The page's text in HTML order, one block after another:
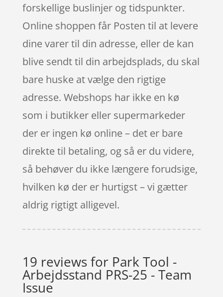
forskellige buslinjer og tidspunkter.
Online shoppen får Posten til at levere
dine varer til din adresse, eller de kan
blive sendt til din arbejdsplads, du skal
bare huske at vælge den rigtige
adresse. Webshops har ikke en kø
som i butikker eller supermarkeder
der er ingen kø online – det er bare
direkte til betaling, og så er du videre,
så behøver du ikke længere forudsige,
hvilken kø der er hurtigst – vi gætter
aldrig rigtigt alligevel.
19 reviews for Park Tool -
Arbejdsstand PRS-25 - Team
Issue